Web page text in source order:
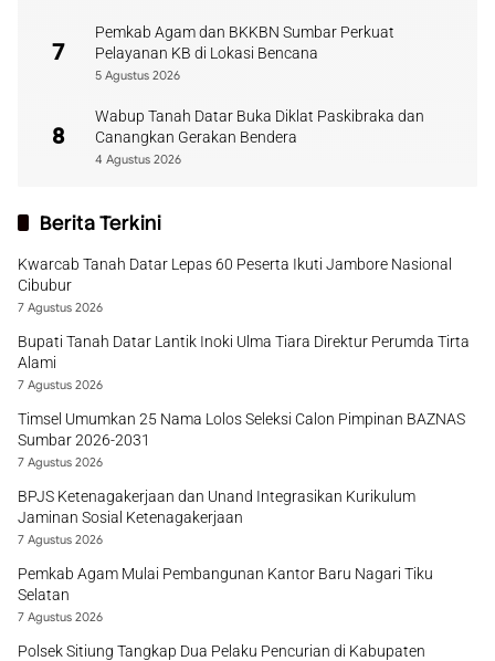
7
Pemkab Agam dan BKKBN Sumbar Perkuat
Pelayanan KB di Lokasi Bencana
5 Agustus 2026
8
Wabup Tanah Datar Buka Diklat Paskibraka dan
Canangkan Gerakan Bendera
4 Agustus 2026
Berita Terkini
Kwarcab Tanah Datar Lepas 60 Peserta Ikuti Jambore Nasional
Cibubur
7 Agustus 2026
Bupati Tanah Datar Lantik Inoki Ulma Tiara Direktur Perumda Tirta
Alami
7 Agustus 2026
Timsel Umumkan 25 Nama Lolos Seleksi Calon Pimpinan BAZNAS
Sumbar 2026-2031
7 Agustus 2026
BPJS Ketenagakerjaan dan Unand Integrasikan Kurikulum
Jaminan Sosial Ketenagakerjaan
7 Agustus 2026
Pemkab Agam Mulai Pembangunan Kantor Baru Nagari Tiku
Selatan
7 Agustus 2026
Polsek Sitiung Tangkap Dua Pelaku Pencurian di Kabupaten